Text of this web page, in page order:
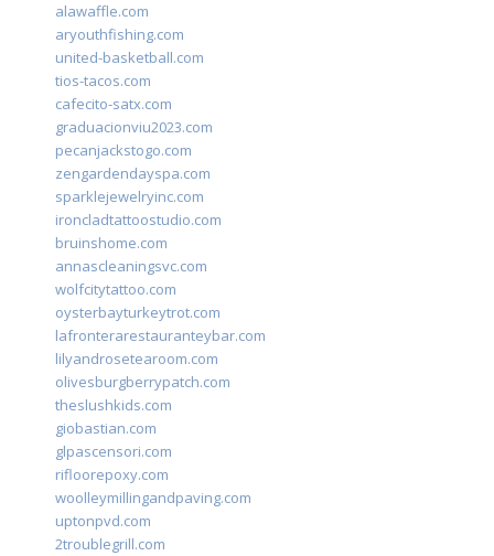
alawaffle.com
aryouthfishing.com
united-basketball.com
tios-tacos.com
cafecito-satx.com
graduacionviu2023.com
pecanjackstogo.com
zengardendayspa.com
sparklejewelryinc.com
ironcladtattoostudio.com
bruinshome.com
annascleaningsvc.com
wolfcitytattoo.com
oysterbayturkeytrot.com
lafronterarestauranteybar.com
lilyandrosetearoom.com
olivesburgberrypatch.com
theslushkids.com
giobastian.com
glpascensori.com
rifloorepoxy.com
woolleymillingandpaving.com
uptonpvd.com
2troublegrill.com